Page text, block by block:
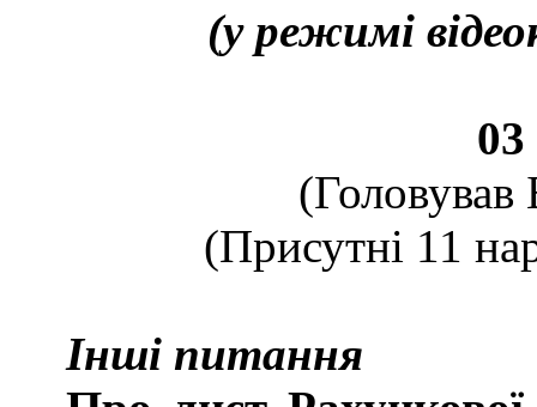
(у режимі
03
(Присутні 11
Інші питання